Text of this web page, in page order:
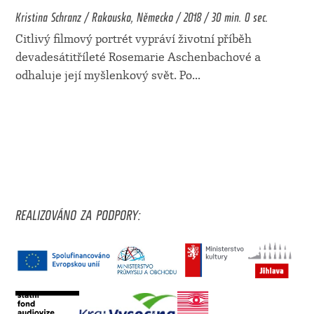
Kristina Schranz / Rakousko, Německo / 2018 / 30 min. 0 sec.
Citlivý filmový portrét vypráví životní příběh
devadesátitříleté Rosemarie Aschenbachové a
odhaluje její myšlenkový svět. Po...
REALIZOVÁNO ZA PODPORY: